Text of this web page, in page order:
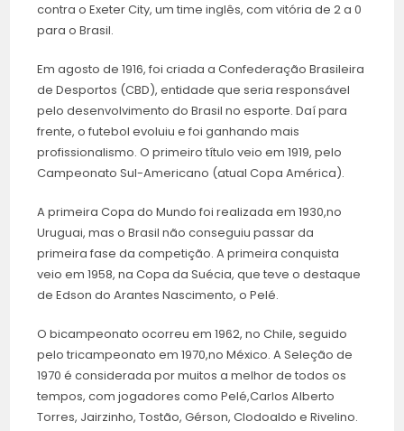
contra o Exeter City, um time inglês, com vitória de 2 a 0
para o Brasil.
Em agosto de 1916, foi criada a Confederação Brasileira
de Desportos (CBD), entidade que seria responsável
pelo desenvolvimento do Brasil no esporte. Daí para
frente, o futebol evoluiu e foi ganhando mais
profissionalismo. O primeiro título veio em 1919, pelo
Campeonato Sul-Americano (atual Copa América).
A primeira Copa do Mundo foi realizada em 1930,no
Uruguai, mas o Brasil não conseguiu passar da
primeira fase da competição. A primeira conquista
veio em 1958, na Copa da Suécia, que teve o destaque
de Edson do Arantes Nascimento, o Pelé.
O bicampeonato ocorreu em 1962, no Chile, seguido
pelo tricampeonato em 1970,no México. A Seleção de
1970 é considerada por muitos a melhor de todos os
tempos, com jogadores como Pelé,Carlos Alberto
Torres, Jairzinho, Tostão, Gérson, Clodoaldo e Rivelino.